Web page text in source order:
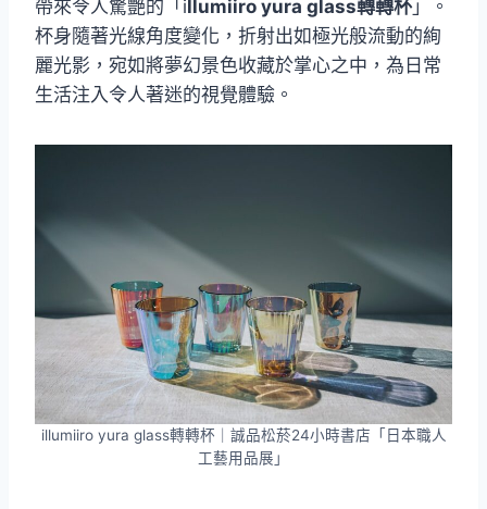
帶來令人驚艷的「illumiiro yura glass轉轉杯」。
杯身隨著光線角度變化，折射出如極光般流動的絢
麗光影，宛如將夢幻景色收藏於掌心之中，為日常
生活注入令人著迷的視覺體驗。
illumiiro yura glass轉轉杯｜誠品松菸24小時書店「日本職人
工藝用品展」